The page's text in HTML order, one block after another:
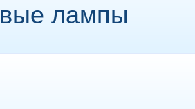
лампы